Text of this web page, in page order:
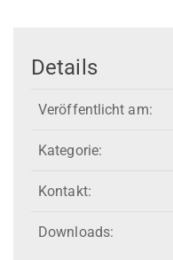
Details
Veröffentlicht am:
Kategorie:
Kontakt:
Downloads: